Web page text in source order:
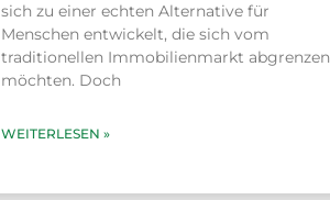
sich zu einer echten Alternative für
Menschen entwickelt, die sich vom
traditionellen Immobilienmarkt abgrenzen
möchten. Doch
WEITERLESEN »